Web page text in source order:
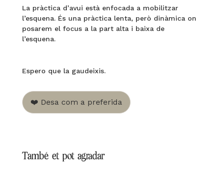
La pràctica d’avui està enfocada a mobilitzar
l’esquena. És una pràctica lenta, però dinàmica on
posarem el focus a la part alta i baixa de
l’esquena.
Espero que la gaudeixis.
❤️ Desa com a preferida
També et pot agradar